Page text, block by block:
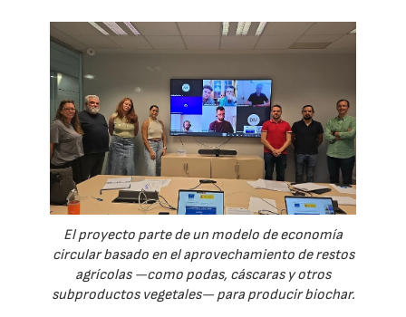
El proyecto parte de un modelo de economía
circular basado en el aprovechamiento de restos
agrícolas —como podas, cáscaras y otros
subproductos vegetales— para producir biochar.